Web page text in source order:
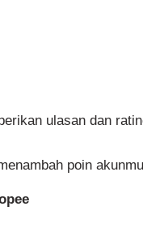
ulasan dan
poin